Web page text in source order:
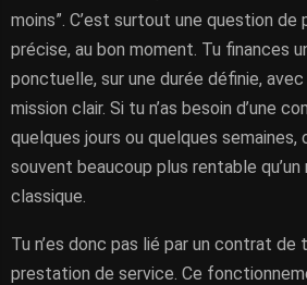
moins”. C’est surtout une question de
précise, au bon moment. Tu finances
ponctuelle, sur une durée définie,
mission clair. Si tu n’as besoin d’une
quelques jours ou quelques
souvent beaucoup plus rentable
classique.
Tu n’es donc pas lié par un contrat de
prestation de service. Ce